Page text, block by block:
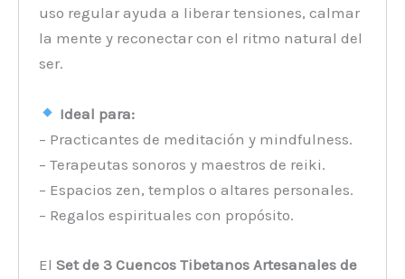
uso regular ayuda a liberar tensiones, calmar
la mente y reconectar con el ritmo natural del
ser.
Ideal para:
– Practicantes de meditación y mindfulness.
– Terapeutas sonoros y maestros de reiki.
– Espacios zen, templos o altares personales.
– Regalos espirituales con propósito.
ElSet de 3 Cuencos Tibetanos Artesanales de